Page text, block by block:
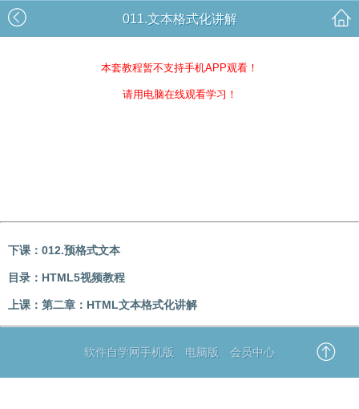
011.文本格式化讲解
本套教程暂不支持手机APP观看！
请用电脑在线观看学习！
下课： 012.预格式文本
目录： HTML5视频教程
上课： 第二章：HTML文本格式化讲解
软件自学网手机版 电脑版 会员中心